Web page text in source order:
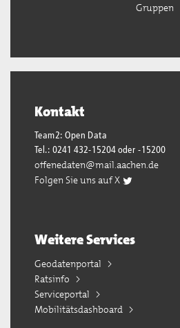
Gruppen
Kontakt
Team2: Open Data
Tel.: 0241 432-15204 oder -15200
offenedaten@mail.aachen.de
Folgen Sie uns auf X
Weitere Services
Geodatenportal
Ratsinfo
Serviceportal
Mobilitätsdashboard